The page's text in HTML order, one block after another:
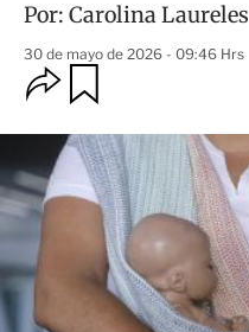
Por: Carolina Laureles
30 de mayo de 2026 - 09:46 Hrs
O
p
i
r
d
a
r